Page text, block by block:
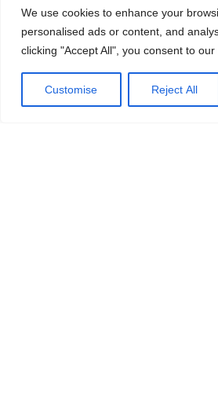
We use cookies to enhance your
personalised ads or content, and
clicking "Accept All", you consent to our
Customise Reject All
[…] lại thì lại thiếu các kĩ
thợ. Theo Tagesschau.de
Categories